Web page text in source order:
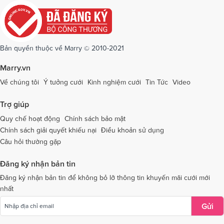
Dịch vụ cưới tại Quảng Ngãi
Dịch vụ cưới tại Quảng Ninh
Dịch vụ cưới tại Sóc Trăng Dịch vụ cưới tại Sơn La
Dịch vụ cưới tại Thái Bình Dịch vụ cưới tại Thanh Hóa
Dịch vụ cưới tại Thừa Thiên - Huế
Dịch vụ cưới tại An Giang Dịch vụ cưới tại Trà Vinh
Dịch vụ cưới tại Tuyên Quang
Dịch vụ cưới tại Bà Rịa - Vũng TàuDịch vụ cưới tại Bắc Giang
Dịch vụ cưới tại Bắc Kạn
Bản quyền thuộc về Marry © 2010-2021
Marry.vn
Về chúng tôi Ý tưởng cưới Kinh nghiệm cưới Tin Tức Video
Trợ giúp
Quy chế hoạt động
Chính sách bảo mật
Chính sách giải quyết khiếu nại Điều khoản sử dụng
Câu hỏi thường gặp
Đăng ký nhận bản tin
Đăng ký nhận bản tin để không bỏ lỡ thông tin khuyến mãi cưới mới
nhất
Gửi